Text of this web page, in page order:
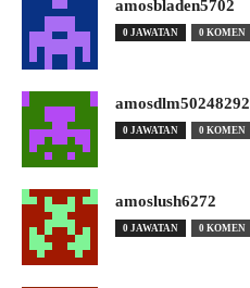
amosbladen5702
0 JAWATAN 0 KOMEN
amosdlm50248292
0 JAWATAN 0 KOMEN
amoslush6272
0 JAWATAN 0 KOMEN